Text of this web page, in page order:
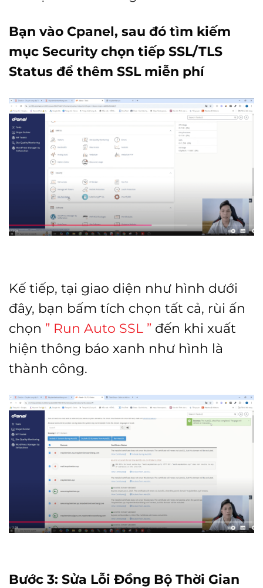
Bạn vào Cpanel, sau đó tìm kiếm
mục Security chọn tiếp SSL/TLS
Status để thêm SSL miễn phí
Kế tiếp, tại giao diện như hình dưới
đây, bạn bấm tích chọn tất cả, rùi ấn
chọn ” Run Auto SSL ” đến khi xuất
hiện thông báo xanh như hình là
thành công.
Bước 3: Sửa Lỗi Đồng Bộ Thời Gian